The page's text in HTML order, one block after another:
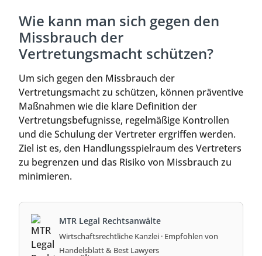
Wie kann man sich gegen den
Missbrauch der
Vertretungsmacht schützen?
Um sich gegen den Missbrauch der
Vertretungsmacht zu schützen, können präventive
Maßnahmen wie die klare Definition der
Vertretungsbefugnisse, regelmäßige Kontrollen
und die Schulung der Vertreter ergriffen werden.
Ziel ist es, den Handlungsspielraum des Vertreters
zu begrenzen und das Risiko von Missbrauch zu
minimieren.
MTR Legal Rechtsanwälte
Wirtschaftsrechtliche Kanzlei · Empfohlen von
Handelsblatt & Best Lawyers